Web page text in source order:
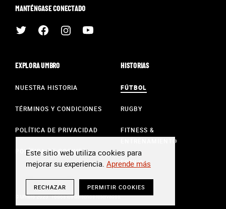
MANTÉNGASE CONECTADO
EXPLORA UMBRO
NUESTRA HISTORIA
TÉRMINOS Y CONDICIONES
POLÍTICA DE PRIVACIDAD
POLÍTICA DE COOKIES
HISTORIAS
FÚTBOL
RUGBY
FITNESS &
ENTRENAMIENTO
ESTILO
© Umbro 2023. Todos los derechos reservados.
Este sitio web utiliza cookies para
mejorar su experiencia. Aprende más
RECHAZAR PERMITIR COOKIES